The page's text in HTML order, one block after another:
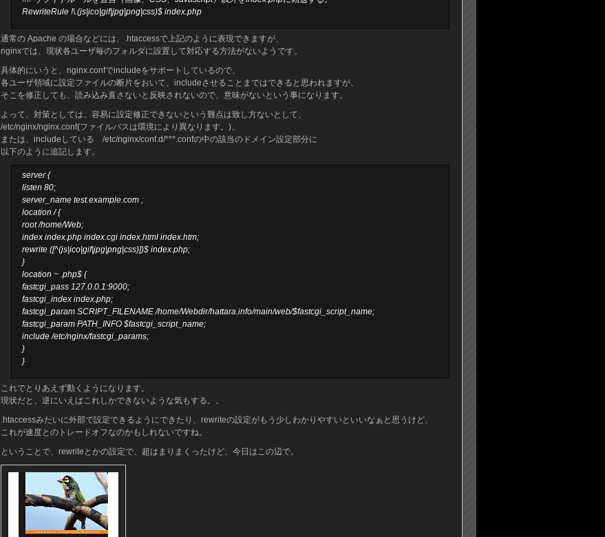
RewriteRule !\.(js|ico|gif|jpg|png|css)$ index.php
通常の Apache の場合などには、.htaccessで上記のように表現できますが、
nginxでは、現状各ユーザ毎のフォルダに設置して対応する方法がないようです。
具体的にいうと、nginx.confでincludeをサポートしているので、
各ユーザ領域に設定ファイルの断片をおいて、includeさせることまではできると思われますが、
そこを修正しても、読み込み直さないと反映されないので、意味がないという事になります。
よって、対策としては、容易に設定修正できないという難点は致し方ないとして、
/etc/nginx/nginx.conf(ファイルパスは環境により異なります。)、
または、includeしている /etc/nginx/conf.d/***.confの中の該当のドメイン設定部分に
以下のように追記します。
server {
listen 80;
server_name test.example.com ;
location / {
root /home/Web;
index index.php index.cgi index.html index.htm;
rewrite ([^(js|ico|gif|jpg|png|css)])$ index.php;
}
location ~ .php$ {
fastcgi_pass 127.0.0.1:9000;
fastcgi_index index.php;
fastcgi_param SCRIPT_FILENAME /home/Webdir/hattara.info/main/web/$fastcgi_script_name;
fastcgi_param PATH_INFO $fastcgi_script_name;
include /etc/nginx/fastcgi_params;
}
}
これでとりあえず動くようになります。
現状だと、逆にいえばこれしかできないような気もする。。
.htaccessみたいに外部で設定できるようにできたり、rewriteの設定がもう少しわかりやすいといいなぁと思うけど、
これが速度とのトレードオフなのかもしれないですね。
ということで、rewriteとかの設定で、超はまりまくったけど、今日はこの辺で。